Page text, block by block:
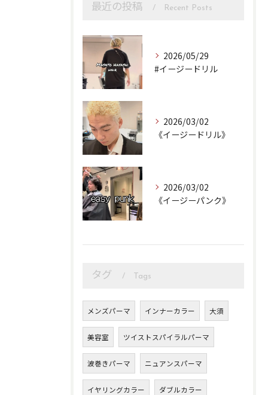
最近の投稿 Recent Posts
2026/05/29
#イージードリル
2026/03/02
《イージードリル》
2026/03/02
《イージーパンク》
タグ Tags
メンズパーマ インナーカラー 大須
美容室 ツイストスパイラルパーマ
波巻きパーマ ニュアンスパーマ
イヤリングカラー ダブルカラー